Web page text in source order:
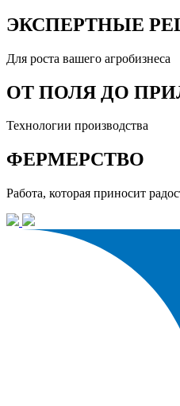
ЭКСПЕРТНЫЕ
Для роста вашего агробизнеса
ОТ ПОЛЯ ДО
Технологии производства
ФЕРМЕРСТВО
Работа, которая приносит